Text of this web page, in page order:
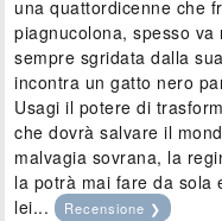
una quattordicenne che
piagnucolona, spesso
sempre sgridata dalla
incontra un gatto nero
Usagi il potere di
che dovrà salvare il
malvagia sovrana, la
la potrà mai fare da sola
lei...
Recensione ❯